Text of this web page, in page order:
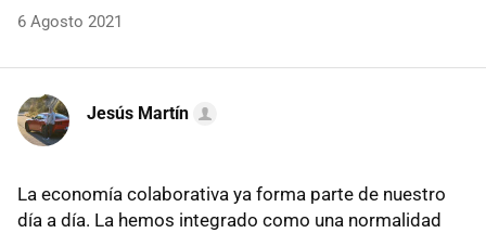
6 Agosto 2021
Jesús Martín
La economía colaborativa ya forma parte de nuestro
día a día. La hemos integrado como una normalidad